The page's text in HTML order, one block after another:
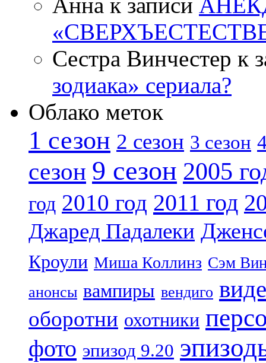
Сестра Винчестер к
зодиака» сериала?
Облако меток
1 сезон 2 сезон 3 сезон
сезон 9 сезон 2005
год 2010 год 2011 год
Джаред Падалеки
Кроули Миша Коллинз Сэм
анонсы вампиры вендиго
оборотни охотники
фото эпизод 9.20